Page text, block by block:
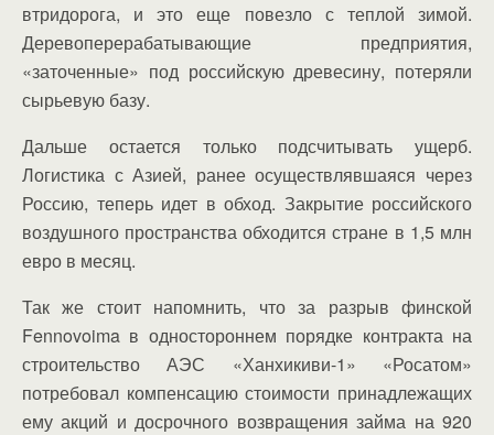
втридорога, и это еще повезло с теплой зимой.
Деревоперерабатывающие предприятия,
«заточенные» под российскую древесину, потеряли
сырьевую базу.
Дальше остается только подсчитывать ущерб.
Логистика с Азией, ранее осуществлявшаяся через
Россию, теперь идет в обход. Закрытие российского
воздушного пространства обходится стране в 1,5 млн
евро в месяц.
Так же стоит напомнить, что за разрыв финской
Fennovoima в одностороннем порядке контракта на
строительство АЭС «Ханхикиви-1» «Росатом»
потребовал компенсацию стоимости принадлежащих
ему акций и досрочного возвращения займа на 920